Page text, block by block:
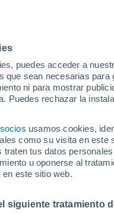
puedes acceder a
sean necesarias
ni para mostrar
Puedes rechazar la
usamos cookies,
como su visita en
tus datos
u oponerse al
en este sitio web.
siguiente tratamiento
14°
4°
15°
5°
de
San